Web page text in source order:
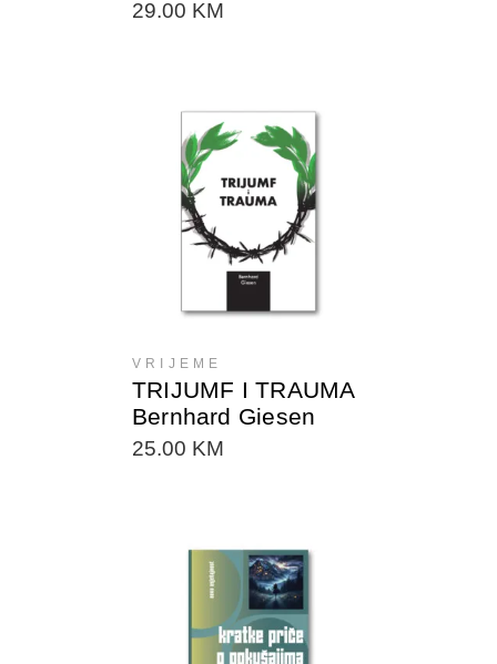
29.00 KM
DODAJTE U KORPU
VRIJEME
TRIJUMF I TRAUMA
Bernhard Giesen
25.00 KM
DODAJTE U KORPU